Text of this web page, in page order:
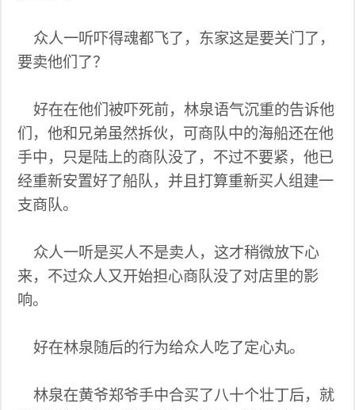
众人一听吓得魂都飞了，东家这是要关门了，
要卖他们了？
好在在他们被吓死前，林泉语气沉重的告诉他
们，他和兄弟虽然拆伙，可商队中的海船还在他
手中，只是陆上的商队没了，不过不要紧，他已
经重新安置好了船队，并且打算重新买人组建一
支商队。
众人一听是买人不是卖人，这才稍微放下心
来，不过众人又开始担心商队没了对店里的影
响。
好在林泉随后的行为给众人吃了定心丸。
林泉在黄爷郑爷手中合买了八十个壮丁后，就